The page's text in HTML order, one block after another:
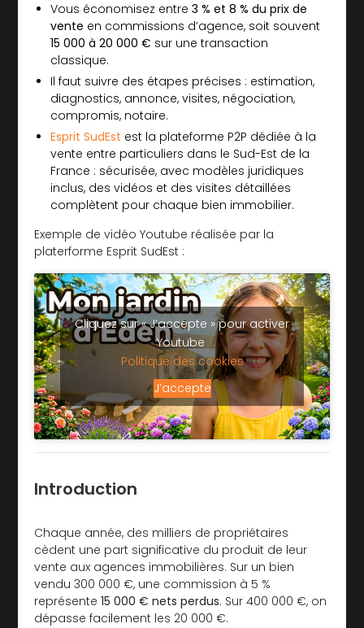
Vous économisez entre3 % et 8 % du prix de
vente en commissions d’agence, soit souvent
15 000 à 20 000 € sur une transaction
classique.
Il faut suivre des étapes précises : estimation,
diagnostics, annonce, visites, négociation,
compromis, notaire.
Esprit SudEst est la plateforme P2P dédiée à la
vente entre particuliers dans le Sud-Est de la
France : sécurisée, avec modèles juridiques
inclus, des vidéos et des visites détaillées
complètent pour chaque bien immobilier.
Exemple de vidéo Youtube réalisée par la
platerforme Esprit SudEst :
Cliquez sur « J’accepte » pour activer
Youtube
Politique des cookies
J’accepte
Introduction
Chaque année, des milliers de propriétaires
cèdent une part significative du produit de leur
vente aux agences immobilières. Sur un bien
vendu 300 000 €, une commission à 5 %
représente15 000 € nets perdus. Sur 400 000 €, on
dépasse facilement les 20 000 €.